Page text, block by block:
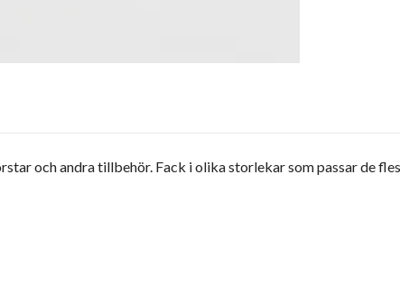
och andra tillbehör. Fack i olika storlekar som passar de